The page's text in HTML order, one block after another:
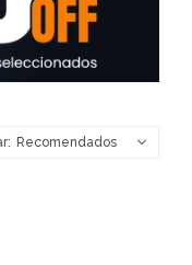
Recomendados